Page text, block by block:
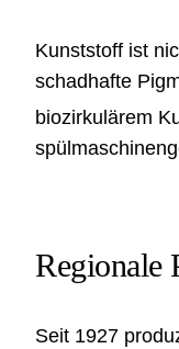
Kunststoff ist
schadhafte
biozirkulärem
Regionale
Seit 1927